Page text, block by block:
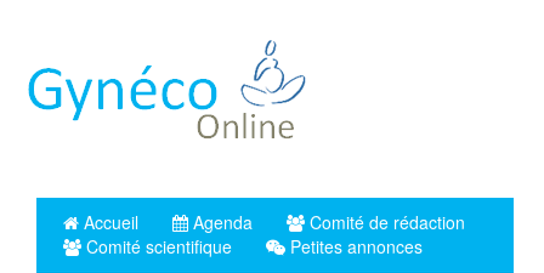
principal
Accueil Agenda
Comité de rédaction
Comité scientifique
Petites annonces